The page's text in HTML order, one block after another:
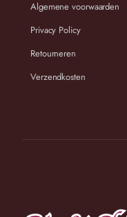
Algemene voorwaarden
Privacy Policy
Retourneren
Verzendkosten